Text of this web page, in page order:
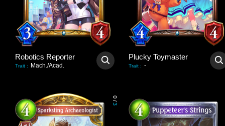
Robotics Reporter
Trait : Mach./Acad.
Plucky Toymaster
Trait : -
0
/
3